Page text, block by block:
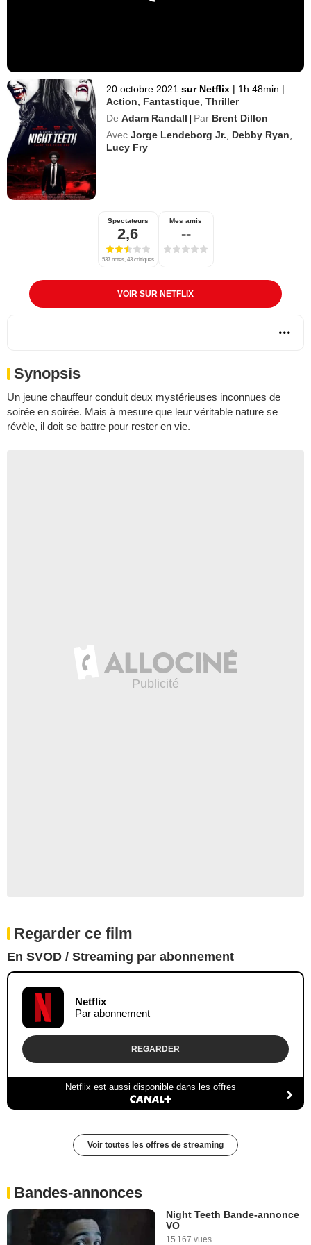
20 octobre 2021 sur Netflix | 1h 48min |
Action
Fantastique ,Thriller
De Adam Randall | Par Brent Dillon
Avec Jorge Lendeborg Jr. Debby Ryan
Lucy Fry
Spectateurs
2,6
537 notes, 43 critiques
Mes amis
--
VOIR SUR NETFLIX
Synopsis
Un jeune chauffeur conduit deux mystérieuses inconnues de
soirée en soirée. Mais à mesure que leur véritable nature se
révèle, il doit se battre pour rester en vie.
Regarder ce film
En SVOD / Streaming par abonnement
Netflix
Par abonnement
REGARDER
Netflix est aussi disponible dans les offres
Voir toutes les offres de streaming
Bandes-annonces
Night Teeth Bande-annonce
VO
15 167 vues